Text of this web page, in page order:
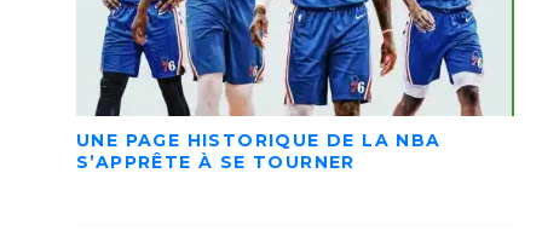
UNE PAGE HISTORIQUE DE LA NBA
S’APPRÊTE À SE TOURNER